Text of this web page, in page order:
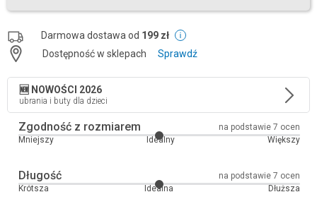
Darmowa dostawa od 199 zł
Dostępność w sklepach
Sprawdź
🆕 NOWOŚCI 2026
ubrania i buty dla dzieci
Zgodność z rozmiarem
na podstawie 7 ocen
Mniejszy
Idealny Większy
Długość
na podstawie 7 ocen
Krótsza
Idealna Dłuższa